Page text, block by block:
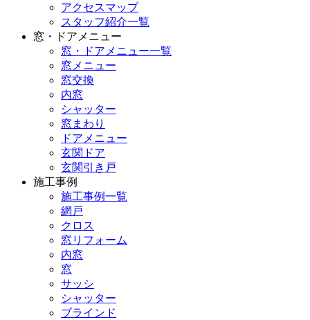
アクセスマップ
スタッフ紹介一覧
窓・ドアメニュー
窓・ドアメニュー一覧
窓メニュー
窓交換
内窓
シャッター
窓まわり
ドアメニュー
玄関ドア
玄関引き戸
施工事例
施工事例一覧
網戸
クロス
窓リフォーム
内窓
窓
サッシ
シャッター
ブラインド